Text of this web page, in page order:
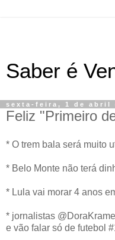
Saber é
sexta-feira, 1 de abril
Feliz "Primeiro
* O trem bala será muito
* Belo Monte não terá
* Lula vai morar 4 anos
* jornalistas
e vão falar só de futebol